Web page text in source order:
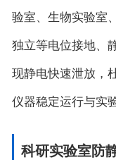
验室、生物实验室
独立等电位接地、
现静电快速泄放，
仪器稳定运行与实
科研实验室防